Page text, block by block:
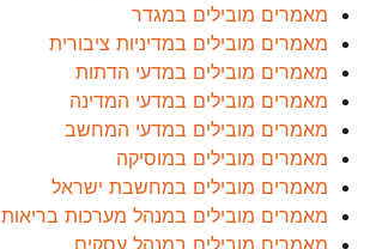
מאמרים מובילים במגדר
מאמרים מובילים במדיניות ציבורית
מאמרים מובילים במדעי הדתות
מאמרים מובילים במדעי המדינה
מאמרים מובילים במדעי המחשב
מאמרים מובילים במוסיקה
מאמרים מובילים במחשבת ישראל
מאמרים מובילים במנהל מערכות בריאות